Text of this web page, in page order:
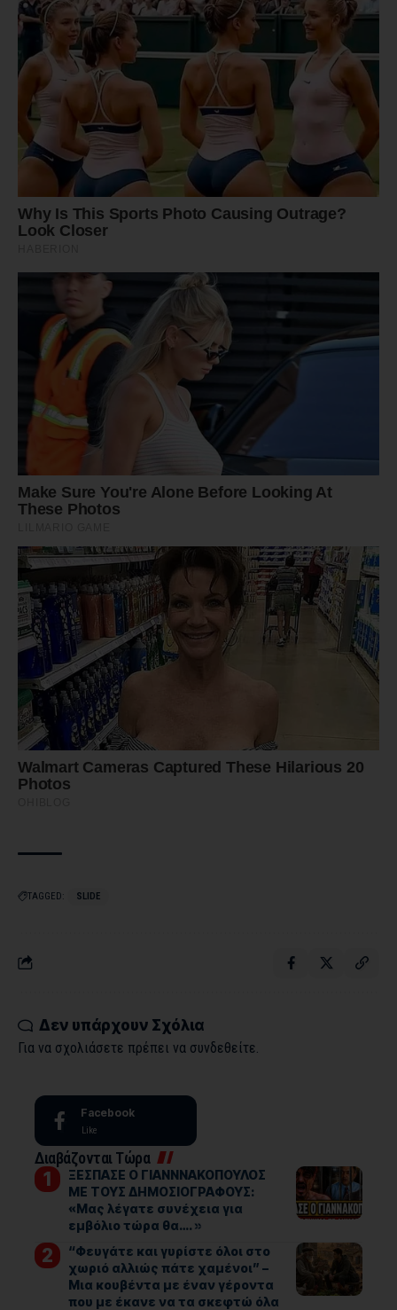
TAGGED: SLIDE
Δεν υπάρχουν Σχόλια
Για να σχολιάσετε πρέπει να συνδεθείτε.
Facebook
Like
Διαβάζονται Τώρα
ΞΕΣΠΑΣΕ Ο ΓΙΑΝΝΝΑΚΟΠΟΥΛΟΣ
ΜΕ ΤΟΥΣ ΔΗΜΟΣΙΟΓΡΑΦΟΥΣ:
«Μας λέγατε συνέχεια για
εμβόλιο τώρα θα…. »
“Φευγάτε και γυρίστε όλοι στο
χωριό αλλιώς πάτε χαμένοι” –
Μια κουβέντα με έναν γέροντα
που με έκανε να τα σκεφτώ όλα